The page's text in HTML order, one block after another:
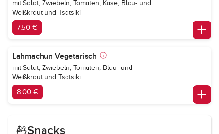
mit Salat, Zwiebeln, Tomaten, Käse, Blau- und
Weißkraut und Tsatsiki
7,50 €
Lahmachun Vegetarisch
mit Salat, Zwiebeln, Tomaten, Blau- und
Weißkraut und Tsatsiki
8,00 €
Snacks